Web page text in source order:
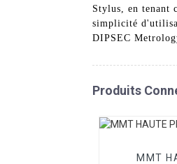
Stylus, en tenant
simplicité
DIPSEC
Produits
MMT